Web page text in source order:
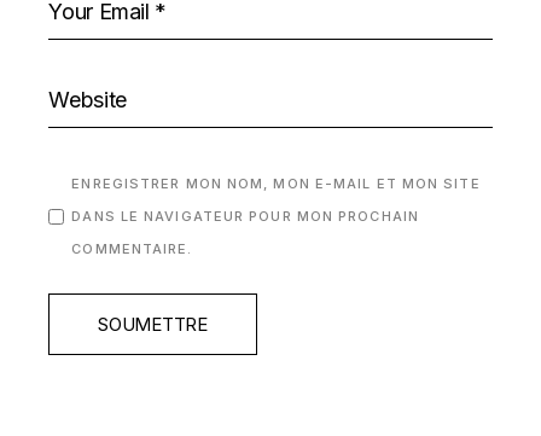
ENREGISTRER MON NOM, MON E-MAIL ET MON SITE
DANS LE NAVIGATEUR POUR MON PROCHAIN
COMMENTAIRE.
SOUMETTRE